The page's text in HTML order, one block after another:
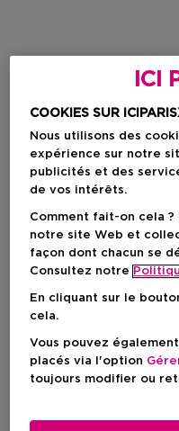
ICI
COOKIES SUR
Nous utilisons des
expérience sur notre
publicités et des
de vos intérêts.
Comment fait-on cela ?
notre site Web et
façon dont chacun se
Consultez notre
En cliquant sur le
cela.
Vous pouvez
placés via l'option
toujours modifier ou